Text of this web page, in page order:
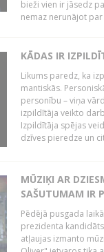
bieži vien ir jāsedz
nemaz nerunājot
KĀDAS IR
Likums paredz, ka
mantiskās.
personību – viņa
izpildītāja veikto
Izpildītāja spējas
dzīves pieredze un
MŪZIĶI AR
SAŠUTUMAM IR
Pēdējā pusgada
prezidenta
atļaujas izmanto